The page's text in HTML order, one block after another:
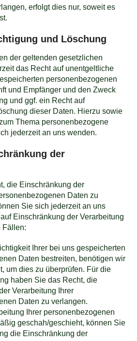
erfolgt dies nur, soweit es
und Löschung
der geltenden gesetzlichen
das Recht auf unentgeltliche
personenbezogenen
und Empfänger und den Zweck
und ggf. ein Recht auf
dieser Daten. Hierzu sowie
Thema personenbezogene
jederzeit an uns wenden.
der
die Einschränkung der
Daten zu
Sie sich jederzeit an uns
Einschränkung der Verarbeitung
Fällen:
Ihrer bei uns gespeicherten
Daten bestreiten, benötigen wir
um dies zu überprüfen. Für die
haben Sie das Recht, die
Verarbeitung Ihrer
Daten zu verlangen.
Ihrer personenbezogenen
geschah/geschieht, können Sie
die Einschränkung der